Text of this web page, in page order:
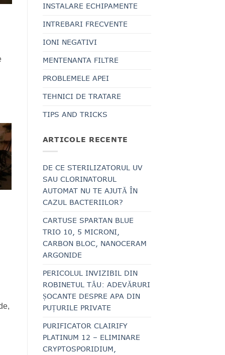
INSTALARE ECHIPAMENTE
INTREBARI FRECVENTE
IONI NEGATIVI
MENTENANTA FILTRE
PROBLEMELE APEI
TEHNICI DE TRATARE
TIPS AND TRICKS
ARTICOLE RECENTE
DE CE STERILIZATORUL UV
SAU CLORINATORUL
AUTOMAT NU TE AJUTĂ ÎN
CAZUL BACTERIILOR?
CARTUSE SPARTAN BLUE
TRIO 10, 5 MICRONI,
CARBON BLOC, NANOCERAM
ARGONIDE
PERICOLUL INVIZIBIL DIN
ROBINETUL TĂU: ADEVĂRURI
ȘOCANTE DESPRE APA DIN
PUȚURILE PRIVATE
PURIFICATOR CLAIRIFY
PLATINUM 12 – ELIMINARE
CRYPTOSPORIDIUM,